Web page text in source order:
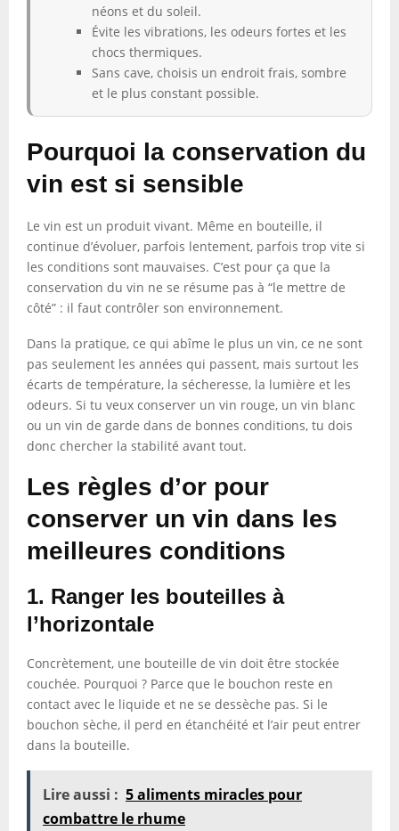
néons et du soleil.
Évite les vibrations, les odeurs fortes et les
chocs thermiques.
Sans cave, choisis un endroit frais, sombre
et le plus constant possible.
Pourquoi la conservation du
vin est si sensible
Le vin est un produit vivant. Même en bouteille, il
continue d’évoluer, parfois lentement, parfois trop vite si
les conditions sont mauvaises. C’est pour ça que la
conservation du vin ne se résume pas à “le mettre de
côté” : il faut contrôler son environnement.
Dans la pratique, ce qui abîme le plus un vin, ce ne sont
pas seulement les années qui passent, mais surtout les
écarts de température, la sécheresse, la lumière et les
odeurs. Si tu veux conserver un vin rouge, un vin blanc
ou un vin de garde dans de bonnes conditions, tu dois
donc chercher la stabilité avant tout.
Les règles d’or pour
conserver un vin dans les
meilleures conditions
1. Ranger les bouteilles à
l’horizontale
Concrètement, une bouteille de vin doit être stockée
couchée. Pourquoi ? Parce que le bouchon reste en
contact avec le liquide et ne se dessèche pas. Si le
bouchon sèche, il perd en étanchéité et l’air peut entrer
dans la bouteille.
Lire aussi : 5 aliments miracles pour
combattre le rhume